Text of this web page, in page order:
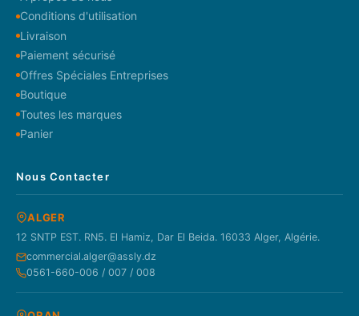
Conditions d'utilisation
Livraison
Paiement sécurisé
Offres Spéciales Entreprises
Boutique
Toutes les marques
Panier
Nous Contacter
ALGER
12 SNTP EST. RN5. El Hamiz, Dar El Beida. 16033 Alger, Algérie.
commercial.alger@assly.dz
0561-660-006 / 007 / 008